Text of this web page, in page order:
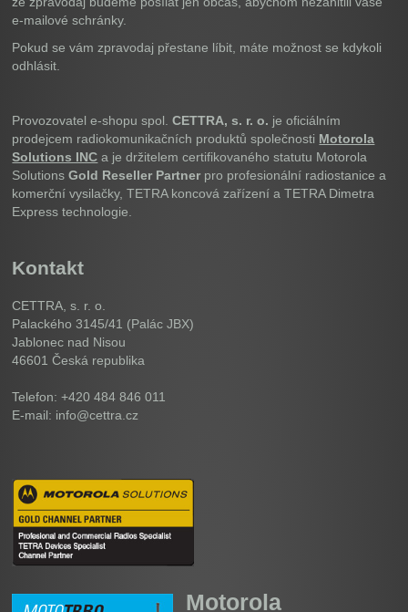
e-mailové schránky.
Pokud se vám zpravodaj přestane líbit, máte možnost se kdykoli
odhlásit.
Provozovatel e-shopu spol.CETTRA, s. r. o. je oficiálním
prodejcem radiokomunikačních produktů společnosti Motorola
Solutions INC a je držitelem certifikovaného statutu Motorola
SolutionsGold Reseller Partner pro profesionální radiostanice a
komerční vysilačky, TETRA koncová zařízení a TETRA Dimetra
Express technologie.
Kontakt
CETTRA, s. r. o.
Palackého 3145/41 (Palác JBX)
Jablonec nad Nisou
46601Česká republika
Telefon: +420 484 846 011
E-mail: info@cettra.cz
Motorola